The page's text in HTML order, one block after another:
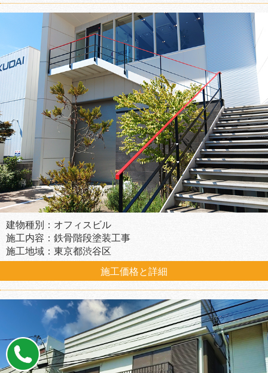
建物種別：オフィスビル
施工内容：鉄骨階段塗装工事
施工地域：東京都渋谷区
施工価格と詳細